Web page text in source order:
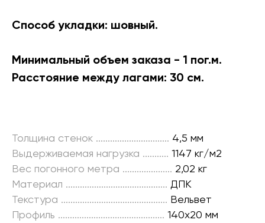
Способ укладки: шовный.
Минимальный объем заказа - 1 пог.м.
Расстояние между лагами: 30 см.
Толщина стенок ............................... 4,5 мм
Выдерживаемая нагрузка ........... 1147 кг/м2
Вес погонного метра ..................... 2,02 кг
Материал ........................................... ДПК
Текстура ............................................. Вельвет
Профиль ............................................. 140х20 мм
◊Наличный расчет
◊Банковской картой
◊Рассрочка 0-0-12